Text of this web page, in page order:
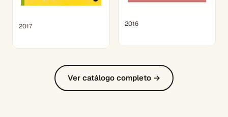
2017 2016
Ver catálogo completo →